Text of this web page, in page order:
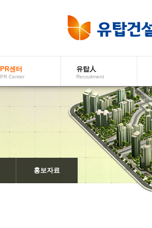
PR센터
PRCenter
유탑人
Recruitment
홍보자료